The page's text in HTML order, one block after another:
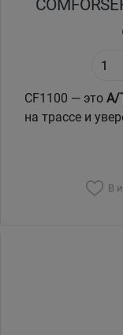
CF1100 — это A/
на трассе и
В